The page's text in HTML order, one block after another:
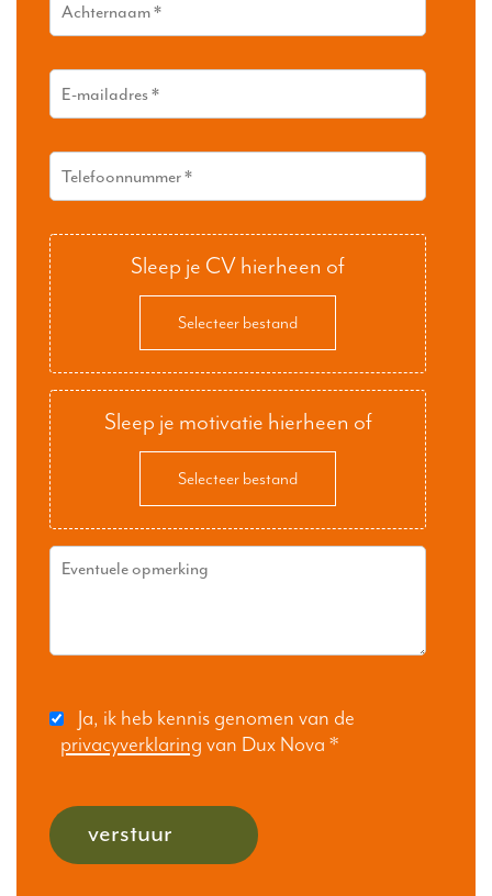
Sleep je CV hierheen of
Selecteer bestand
Sleep je motivatie hierheen of
Selecteer bestand
Ja, ik heb kennis genomen van de
privacyverklaring van Dux Nova *
verstuur